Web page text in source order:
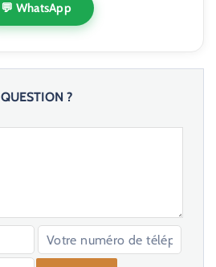
💬 WhatsApp
?